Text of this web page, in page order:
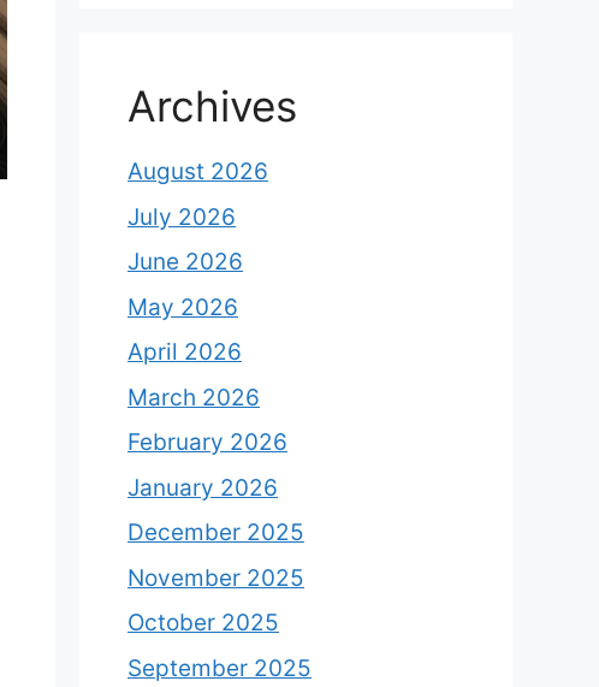
Archives
August 2026
July 2026
June 2026
May 2026
April 2026
March 2026
February 2026
January 2026
December 2025
November 2025
October 2025
September 2025